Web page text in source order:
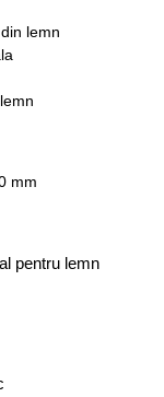
lemn
mm
pentru lemn